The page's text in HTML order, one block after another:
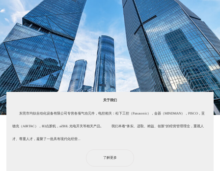
关于我们
东莞市均钛自动化设备有限公司专营各项气动元件，电控相关：松下工控（Panasonic），金器（MINDMAN），PISCO，亚
德克（AIRTAC），IEI点胶机，aZBIL 光电开关等相关产品。 我们本着“务实、进取、精益、创新”的经营管理理念，重视人
才、尊重人才，凝聚了一批具有现代化经营...
了解更多